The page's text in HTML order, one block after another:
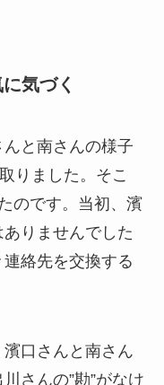
気づく
と南さんの様子
りました。そこ
のです。当初、濱
りませんでした
絡先を交換する
口さんと南さん
さんの”勘”がなけ